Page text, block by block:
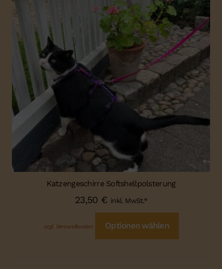
Katzengeschirre Softshellpolsterung
23,50 € inkl. MwSt.*
zzgl. Versandkosten Optionen wählen